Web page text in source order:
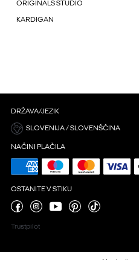
ORIGINALS STUDIO
KARDIGAN
DRŽAVA/JEZIK
SLOVENIJA / SLOVENŠČINA
NAČINI PLAČILA
OSTANITE V STIKU
Trustpilot